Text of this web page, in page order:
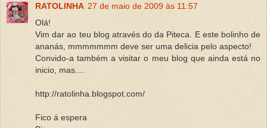
RATOLINHA 27 de maio de 2009 às 11:57
Olá!
Vim dar ao teu blog através do da Piteca. E este bolinho de
ananás, mmmmmmm deve ser uma delicia pelo aspecto!
Convido-a também a visitar o meu blog que ainda está no
inicio, mas....
http://ratolinha.blogspot.com/
Fico á espera